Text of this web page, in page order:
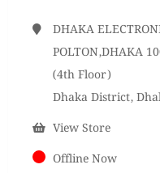
DHAKA
POLTON,DHAKA
(4th Floor)
Dhaka District,
View Store
Offline Now